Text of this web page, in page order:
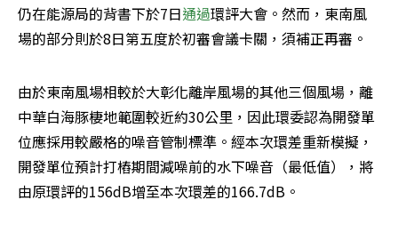
仍在能源局的背書下於7日通過環評大會。然而，東南風
場的部分則於8日第五度於初審會議卡關，須補正再審。
由於東南風場相較於大彰化離岸風場的其他三個風場，離
中華白海豚棲地範圍較近約30公里，因此環委認為開發單
位應採用較嚴格的噪音管制標準。經本次環差重新模擬，
開發單位預計打樁期間減噪前的水下噪音（最低值），將
由原環評的156dB增至本次環差的166.7dB。